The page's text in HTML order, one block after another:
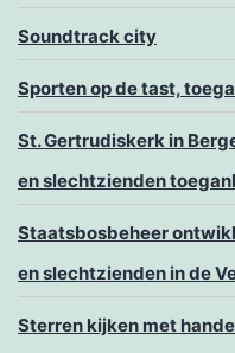
Soundtrack city
Sporten op de tast,
St. Gertrudiskerk in
en slechtzienden
Staatsbosbeheer
en slechtzienden in de
Sterren kijken met